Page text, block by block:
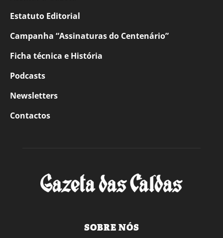
Estatuto Editorial
Campanha “Assinaturas do Centenário”
Ficha técnica e História
Podcasts
Newsletters
Contactos
SOBRE NÓS